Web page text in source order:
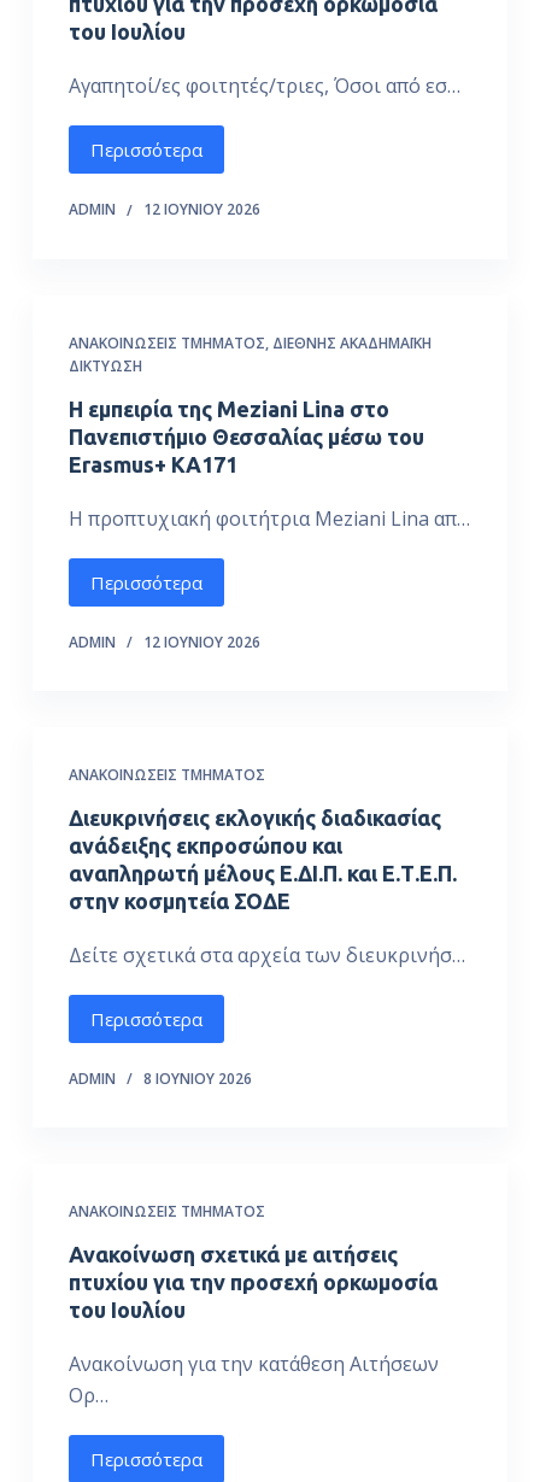
του Ιουλίου
Αγαπητοί/ες φοιτητές/τριες, Όσοι από εσ…
Περισσότερα
ADMIN 12 ΙΟΥΝΊΟΥ 2026
ΑΝΑΚΟΙΝΏΣΕΙΣ ΤΜΉΜΑΤΟΣ, ΔΙΕΘΝΉΣ ΑΚΑΔΗΜΑΪΚΉ
ΔΙΚΤΎΩΣΗ
Η εμπειρία της Meziani Lina στο
Πανεπιστήμιο Θεσσαλίας μέσω του
Erasmus+ KA171
Η προπτυχιακή φοιτήτρια Meziani Lina απ…
Περισσότερα
ADMIN 12 ΙΟΥΝΊΟΥ 2026
ΑΝΑΚΟΙΝΏΣΕΙΣ ΤΜΉΜΑΤΟΣ
Διευκρινήσεις εκλογικής διαδικασίας
ανάδειξης εκπροσώπου και
αναπληρωτή μέλους Ε.ΔΙ.Π. και Ε.Τ.Ε.Π.
στην κοσμητεία ΣΟΔΕ
Δείτε σχετικά στα αρχεία των διευκρινήσ…
Περισσότερα
ADMIN 8 ΙΟΥΝΊΟΥ 2026
ΑΝΑΚΟΙΝΏΣΕΙΣ ΤΜΉΜΑΤΟΣ
Ανακοίνωση σχετικά με αιτήσεις
πτυχίου για την προσεχή ορκωμοσία
του Ιουλίου
Ανακοίνωση για την κατάθεση Αιτήσεων
Ορ…
Περισσότερα